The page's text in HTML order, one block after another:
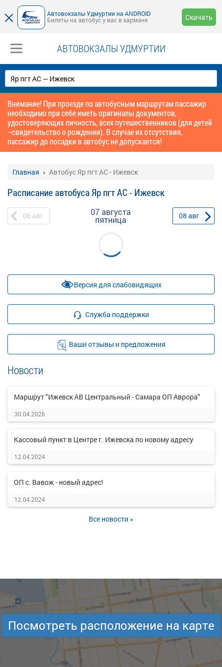
Автовокзалы Удмуртии на ANDROID
Билеты на автобус у вас в кармане
Скачать
АВТОВОКЗАЛЫ УДМУРТИИ
Внимание! При проезде по автобусным маршрутам пассажир
необходимо при себе иметь оригиналы документов,
удостоверяющих личность, всех путешественников (для детей
–свидетельство о рождении). В случае их отсутствия,
пассажир до посадки в автобус не допускается!
Главная Автобус Яр пгт АС - Ижевск
Расписание автобуса Яр пгт АС - Ижевск
06 авг 07 августа
пятница 08 авг
Версия для слабовидящих
Служба поддержки
Ваши отзывы и предложения
Новости
Маршрут "Ижевск АВ Центральный - Самара ОП Аврора"
30.04.2026
Кассовый пункт в Центре г. Ижевска по новому адресу
12.04.2024
ОП с. Вавож - новый адрес!
12.04.2024
Все новости »
Посмотреть расположение на карте